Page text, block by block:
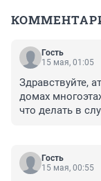
Гость
15 мая, 01:05
Здравствуйте,
домах
что делать в
Гость
15 мая, 00:55